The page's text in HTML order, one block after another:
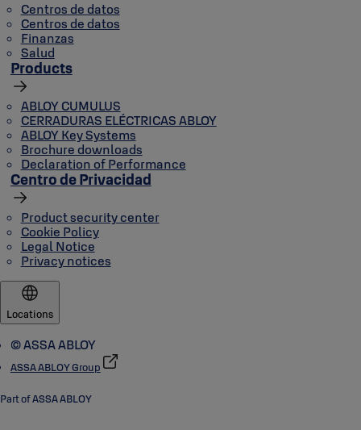
Centros de datos
Centros de datos
Finanzas
Salud
Products
ABLOY CUMULUS
CERRADURAS ELÉCTRICAS ABLOY
ABLOY Key Systems
Brochure downloads
Declaration of Performance
Centro de Privacidad
Product security center
Cookie Policy
Legal Notice
Privacy notices
Locations
© ASSA ABLOY
ASSA ABLOY Group
Part of ASSA ABLOY